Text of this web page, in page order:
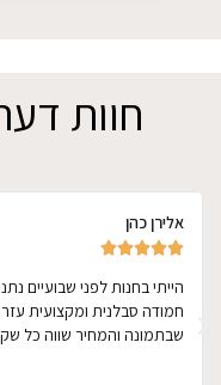
חוות
אלירן כהן





הייתי בחנות לפני שבועיים
חמודה סבלנית ומקצועית
שבתמונה והמחיר שווה כל